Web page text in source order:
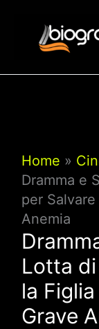
contenuto
Home
Dramma e
per
Anemia
Lotta
la
Grave